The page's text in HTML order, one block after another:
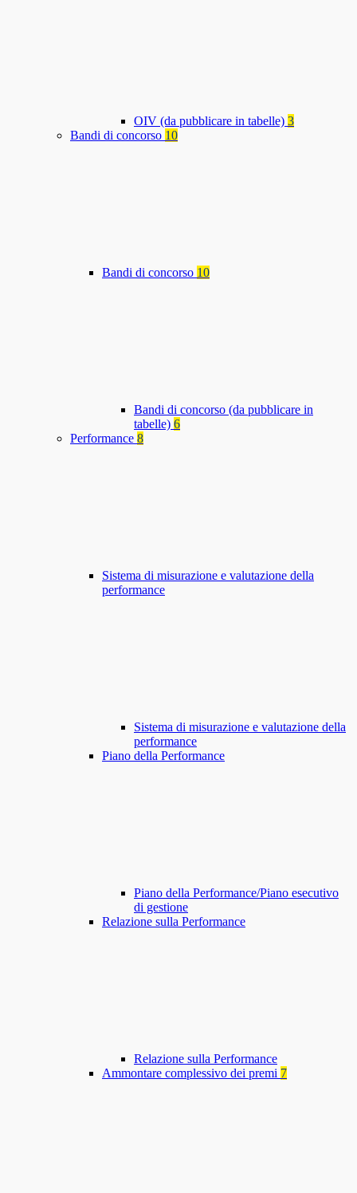
OIV (da pubblicare in tabelle) 3
Bandi di concorso 10
Bandi di concorso 10
Bandi di concorso (da pubblicare in
tabelle) 6
Performance 8
Sistema di misurazione e valutazione della
performance
Sistema di misurazione e valutazione della
performance
Piano della Performance
Piano della Performance/Piano esecutivo
di gestione
Relazione sulla Performance
Relazione sulla Performance
Ammontare complessivo dei premi 7